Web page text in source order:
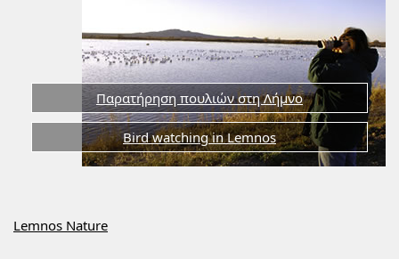
Παρατήρηση πουλιών στη Λήμνο
Bird watching in Lemnos
Lemnos Nature